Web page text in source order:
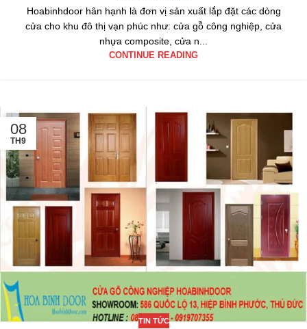
Hoabinhdoor hân hạnh là đơn vị sản xuất lắp đặt các dòng
cửa cho khu đô thị vạn phúc như: cửa gỗ công nghiệp, cửa
nhựa composite, cửa n...
CONTINUE READING
08
TH9
TIN TỨC